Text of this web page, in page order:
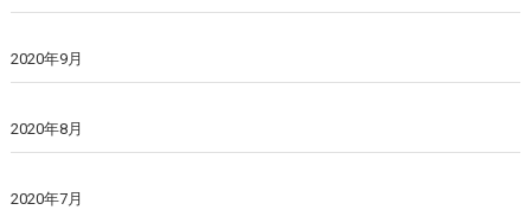
2020年9月
2020年8月
2020年7月